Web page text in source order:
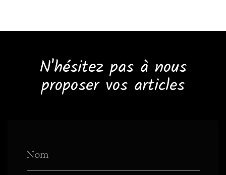
N'hésitez pas à nous
proposer vos articles
Nom